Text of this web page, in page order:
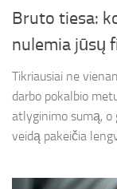
Bruto tiesa:
nulemia jūsų
Tikriausiai ne
darbo pokalbio
atlyginimo sumą, o
veidą pakeičia